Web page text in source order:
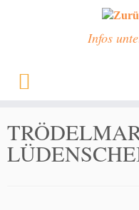
Infos